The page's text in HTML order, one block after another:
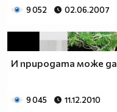
9 052 02.06.2007
И природата може
9 045 11.12.2010